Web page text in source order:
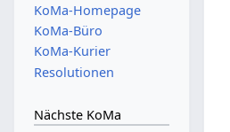
KoMa-Homepage
KoMa-Büro
KoMa-Kurier
Resolutionen
Nächste KoMa